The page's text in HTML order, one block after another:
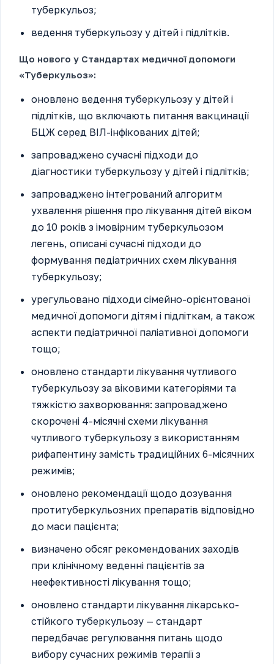
туберкульоз;
ведення туберкульозу у дітей і підлітків.
Що нового у Стандартах медичної допомоги
«Туберкульоз»:
оновлено ведення туберкульозу у дітей і
підлітків, що включають питання вакцинації
БЦЖ серед ВІЛ-інфікованих дітей;
запроваджено сучасні підходи до
діагностики туберкульозу у дітей і підлітків;
запроваджено інтегрований алгоритм
ухвалення рішення про лікування дітей віком
до 10 років з імовірним туберкульозом
легень, описані сучасні підходи до
формування педіатричних схем лікування
туберкульозу;
урегульовано підходи сімейно-орієнтованої
медичної допомоги дітям і підліткам, а також
аспекти педіатричної паліативної допомоги
тощо;
оновлено стандарти лікування чутливого
туберкульозу за віковими категоріями та
тяжкістю захворювання: запроваджено
скорочені 4-місячні схеми лікування
чутливого туберкульозу з використанням
рифапентину замість традиційних 6-місячних
режимів;
оновлено рекомендації щодо дозування
протитуберкульозних препаратів відповідно
до маси пацієнта;
визначено обсяг рекомендованих заходів
при клінічному веденні пацієнтів за
неефективності лікування тощо;
оновлено стандарти лікування лікарсько-
стійкого туберкульозу — стандарт
передбачає регулювання питань щодо
вибору сучасних режимів терапії з